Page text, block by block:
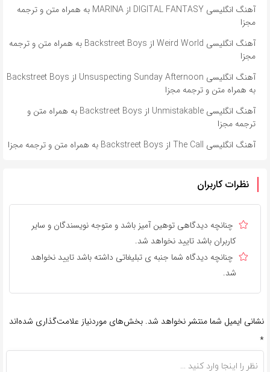
آهنگ انگلیسی DIGITAL FANTASY از MARINA به همراه متن و ترجمه
مجزا
آهنگ انگلیسی Weird World از Backstreet Boys به همراه متن و ترجمه
مجزا
آهنگ انگلیسی Unsuspecting Sunday Afternoon از Backstreet Boys
به همراه متن و ترجمه مجزا
آهنگ انگلیسی Unmistakable از Backstreet Boys به همراه متن و
ترجمه مجزا
آهنگ انگلیسی The Call از Backstreet Boys به همراه متن و ترجمه مجزا
نظرات کاربران
چنانچه دیدگاهی توهین آمیز باشد و متوجه نویسندگان و سایر
کاربران باشد تایید نخواهد شد.
چنانچه دیدگاه شما جنبه ی تبلیغاتی داشته باشد تایید نخواهد
شد.
نشانی ایمیل شما منتشر نخواهد شد. بخش‌های موردنیاز علامت‌گذاری شده‌اند
*